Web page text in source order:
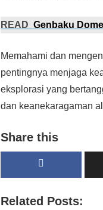
READ Genbaku
Memahami dan
pentingnya menjaga
eksplorasi yang
dan keanekaragaman
Share this
Related Posts: